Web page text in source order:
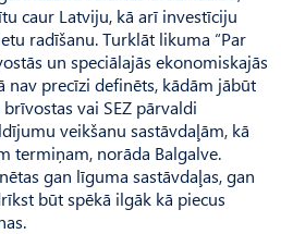
caur Latviju, kā arī investīciju
radīšanu. Turklāt likuma “Par
un speciālajās ekonomiskajās
nav precīzi definēts, kādām jābūt
vai SEZ pārvaldi
veikšanu sastāvdaļām, kā
termiņam, norāda Balgalve.
gan līguma sastāvdaļas, gan
būt spēkā ilgāk kā piecus